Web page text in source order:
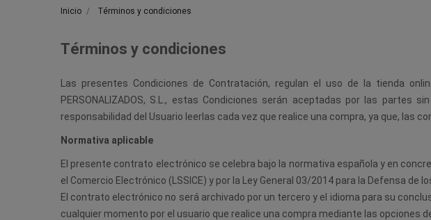
Inicio Términos y condiciones
Términos y condiciones
Las presentes Condiciones de Contratación, regulan el uso de la tienda
PERSONALIZADOS, S.L., estas Condiciones serán aceptadas por las
responsabilidad del Usuario leerlas cada vez que realice una compra, ya que, las
Normativa aplicable
El presente contrato electrónico se celebra bajo la normativa española y en
el Comercio Electrónico (LSSICE) y por la Ley General 03/2014 para la Defensa de
El contrato electrónico no será archivado por un tercero y el idioma para su
cualquier momento por el usuario que realice una compra mediante las opciones